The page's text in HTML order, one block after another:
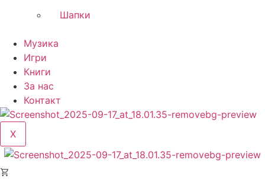
Шапки
Музика
Игри
Книги
За нас
Контакт
X